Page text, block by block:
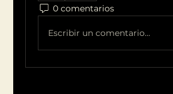
0 comentarios
Escribir un comentario...